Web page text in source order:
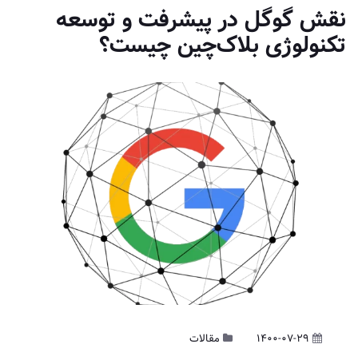
نقش گوگل در پیشرفت و توسعه
تکنولوژی بلاک‌چین چیست؟
1400-07-29
مقالات